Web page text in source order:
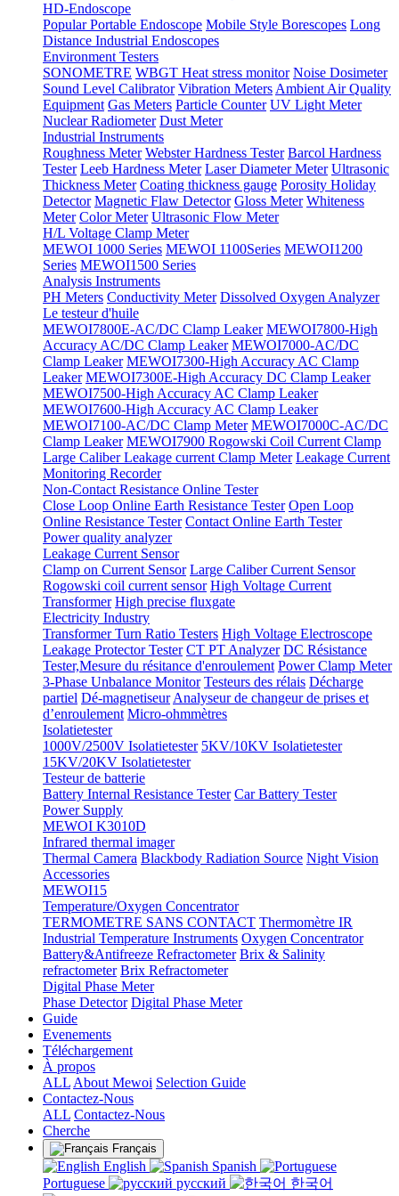
HD-Endoscope
Popular Portable Endoscope Mobile Style Borescopes Long
Distance Industrial Endoscopes
Environment Testers
SONOMETRE WBGT Heat stress monitor Noise Dosimeter
Sound Level Calibrator Vibration Meters Ambient Air Quality
Equipment Gas Meters Particle Counter UV Light Meter
Nuclear Radiometer Dust Meter
Industrial Instruments
Roughness Meter Webster Hardness Tester Barcol Hardness
Tester Leeb Hardness Meter Laser Diameter Meter Ultrasonic
Thickness Meter Coating thickness gauge Porosity Holiday
Detector Magnetic Flaw Detector Gloss Meter Whiteness
Meter Color Meter Ultrasonic Flow Meter
H/L Voltage Clamp Meter
MEWOI 1000 Series MEWOI 1100Series MEWOI1200
Series MEWOI1500 Series
Analysis Instruments
PH Meters Conductivity Meter Dissolved Oxygen Analyzer
Le testeur d'huile
MEWOI7800E-AC/DC Clamp Leaker MEWOI7800-High
Accuracy AC/DC Clamp Leaker MEWOI7000-AC/DC
Clamp Leaker MEWOI7300-High Accuracy AC Clamp
Leaker MEWOI7300E-High Accuracy DC Clamp Leaker
MEWOI7500-High Accuracy AC Clamp Leaker
MEWOI7600-High Accuracy AC Clamp Leaker
MEWOI7100-AC/DC Clamp Meter MEWOI7000C-AC/DC
Clamp Leaker MEWOI7900 Rogowski Coil Current Clamp
Large Caliber Leakage current Clamp Meter Leakage Current
Monitoring Recorder
Non-Contact Resistance Online Tester
Close Loop Online Earth Resistance Tester Open Loop
Online Resistance Tester Contact Online Earth Tester
Power quality analyzer
Leakage Current Sensor
Clamp on Current Sensor Large Caliber Current Sensor
Rogowski coil current sensor High Voltage Current
Transformer High precise fluxgate
Electricity Industry
Transformer Turn Ratio Testers High Voltage Electroscope
Leakage Protector Tester CT PT Analyzer DC Résistance
Tester,Mesure du résitance d'enroulement Power Clamp Meter
3-Phase Unbalance Monitor Testeurs des rélais Décharge
partiel Dé-magnetiseur Analyseur de changeur de prises et
d’enroulement Micro-ohmmètres
Isolatietester
1000V/2500V Isolatietester 5KV/10KV Isolatietester
15KV/20KV Isolatietester
Testeur de batterie
Battery Internal Resistance Tester Car Battery Tester
Power Supply
MEWOI K3010D
Infrared thermal imager
Thermal Camera Blackbody Radiation Source Night Vision
Accessories
MEWOI15
Temperature/Oxygen Concentrator
TERMOMETRE SANS CONTACT Thermomètre IR
Industrial Temperature Instruments Oxygen Concentrator
Battery&Antifreeze Refractometer Brix & Salinity
refractometer Brix Refractometer
Digital Phase Meter
Phase Detector Digital Phase Meter
Guide
Evenements
Téléchargement
À propos
ALL About Mewoi Selection Guide
Contactez-Nous
ALL Contactez-Nous
Cherche
Français
English
Spanish
Portuguese
русский
한국어